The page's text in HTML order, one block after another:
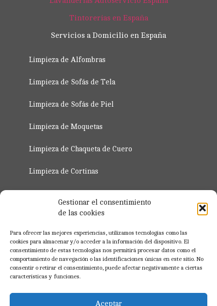
Gestionar el consentimiento
de las cookies
Para ofrecer las mejores experiencias, utilizamos tecnologías como las
cookies para almacenar y/o acceder a la información del dispositivo. El
consentimiento de estas tecnologías nos permitirá procesar datos como el
comportamiento de navegación o las identificaciones únicas en este sitio. No
consentir o retirar el consentimiento, puede afectar negativamente a ciertas
características y funciones.
Aceptar
Tintorerías en España
Servicios a Domicilio en España
Limpieza de Alfombras
Limpieza de Sofás de Tela
Limpieza de Sofás de Piel
Limpieza de Moquetas
Limpieza de Chaqueta de Cuero
Limpieza de Cortinas
Registrate Ahora